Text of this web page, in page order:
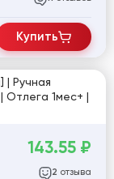
Купить
| Ручная
Отлега 1мес+ |
143.55 ₽
2 отзыва